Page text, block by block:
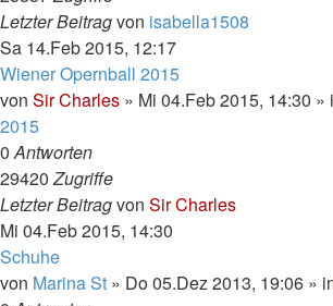
Letzter Beitragvon isabella1508
Sa 14.Feb 2015, 12:17
Wiener Opernball 2015
von Sir Charles » Mi 04.Feb 2015, 14:30 »
2015
0Antworten
29420Zugriffe
Letzter Beitragvon Sir Charles
Mi 04.Feb 2015, 14:30
Schuhe
von Marina St » Do 05.Dez 2013, 19:06 »